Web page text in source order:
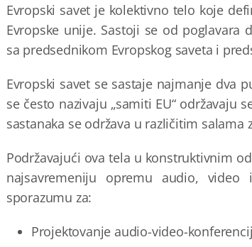
Evropski savet je kolektivno telo koje
Evropske unije. Sastoji se od poglavara
sa predsednikom Evropskog saveta i
Evropski savet se sastaje najmanje dva
se često nazivaju „samiti EU“ održavaju
sastanaka se održava u različitim salama
Podržavajući ova tela u konstruktivnim
najsavremeniju opremu audio,
sporazumu za:
Projektovanje audio-video-